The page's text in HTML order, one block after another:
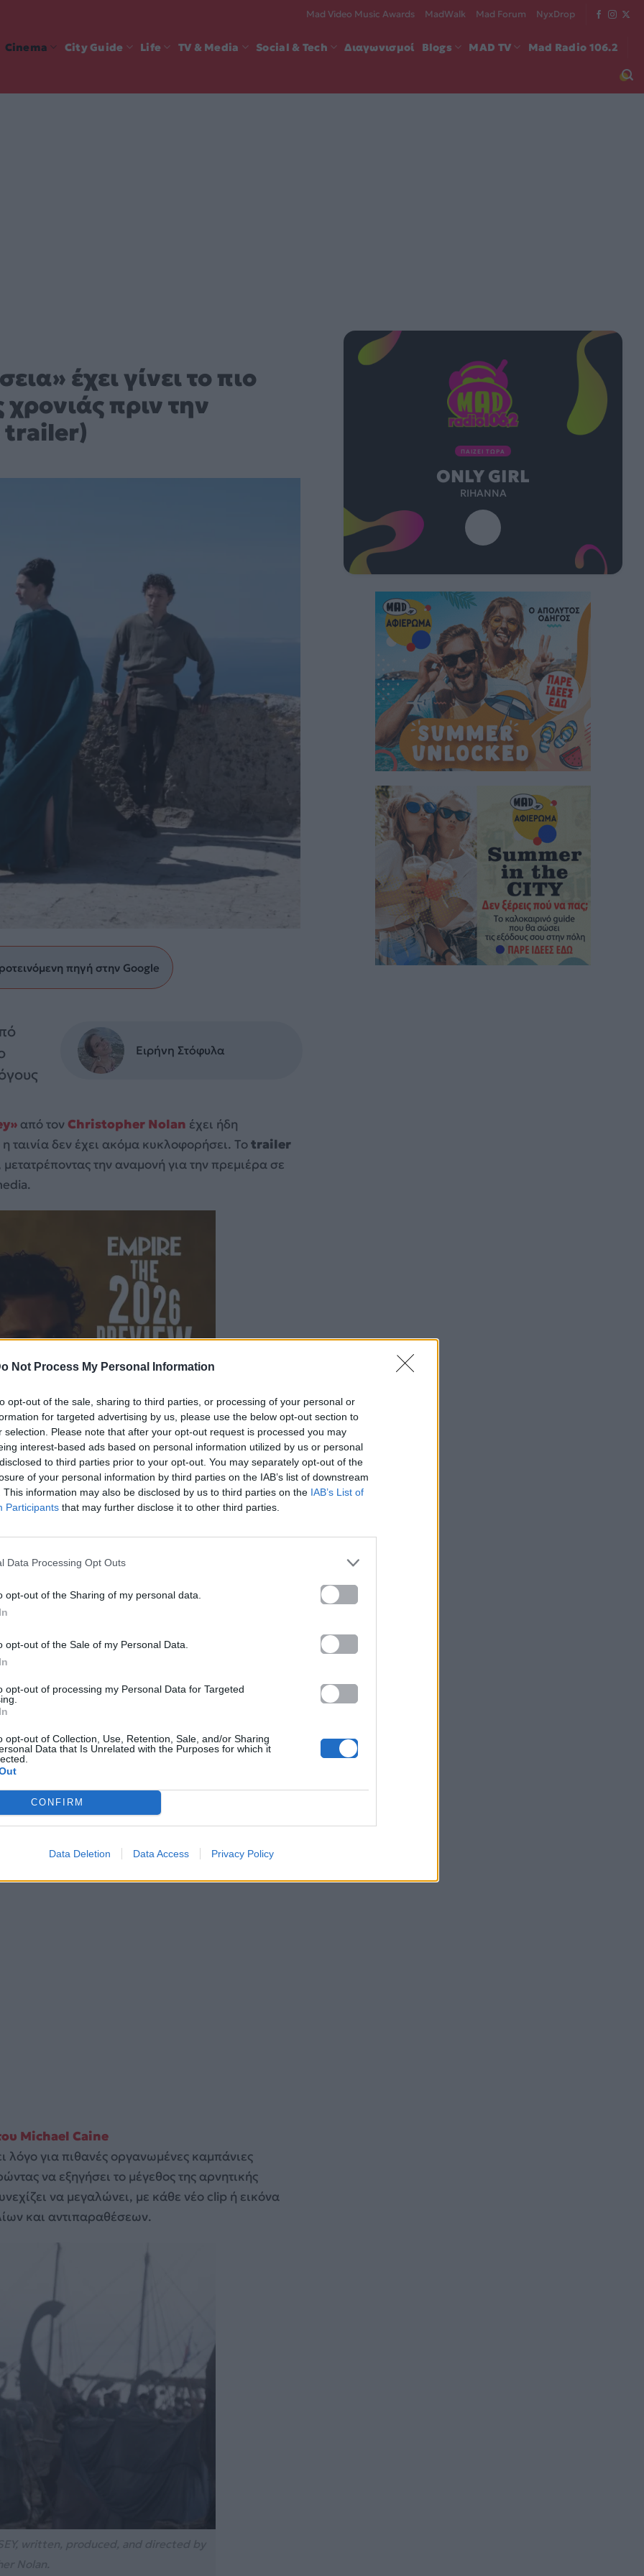
Not Process My Personal Information
opt-out of the sale, sharing to third parties, or processing of your personal or
for targeted advertising by us, please use the below opt-out section to
selection. Please note that after your opt-out request is processed you may
interest-based ads based on personal information utilized by us or personal
to third parties prior to your opt-out. You may separately opt-out of the
of your personal information by third parties on the IAB’s list of downstream
This information may also be disclosed by us to third parties on the IAB’s List of
Participants that may further disclose it to other third parties.
Data Processing Opt Outs
opt-out of the Sharing of my personal data.
opt-out of the Sale of my Personal Data.
opt-out of processing my Personal Data for Targeted
opt-out of Collection, Use, Retention, Sale, and/or Sharing
Data that Is Unrelated with the Purposes for which it
CONFIRM
Data Deletion Data Access Privacy Policy
Mad Video Music Awards MadWalk Mad Forum NyxDrop
Cinema City Guide Life TV & Media Social & Tech Διαγωνισμοί Blogs MAD TV Mad Radio 106.2
έχει γίνει το πιο
πριν την
trailer)
πηγή στην Google
Ειρήνη Στόφυλα
από τον Christopher Nolan έχει ήδη
ταινία δεν έχει ακόμα κυκλοφορήσει. Τοtrailer
μετατρέποντας την αναμονή για την πρεμιέρα σε
theodysseymovie/
πάνω από 350.000 dislikes
Πολλοί χρήστες εκφράζουν έντονη δυσαρέσκεια
απομακρύνονται από το πνεύμα του ομηρικού
την καλλιτεχνική ελευθερία του
Michael Caine
λόγο για πιθανές οργανωμένες καμπάνιες
να εξηγήσει το μέγεθος της αρνητικής
να μεγαλώνει, με κάθε νέο clip ή εικόνα
και αντιπαραθέσεων.
ΠΑΙΖΕΙ ΤΩΡΑ
ONLY GIRL
RIHANNA